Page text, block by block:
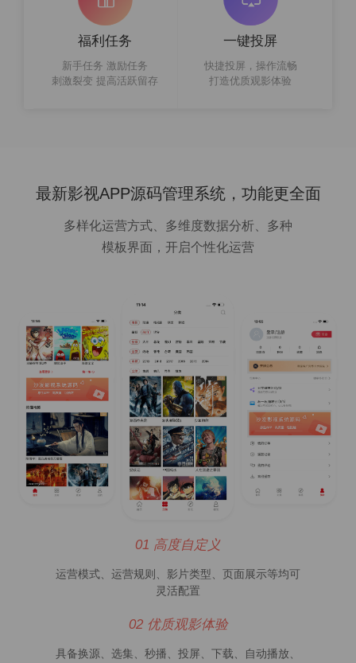
福利任务
新手任务 激励任务
刺激裂变 提高活跃留存
一键投屏
快捷投屏，操作流畅
打造优质观影体验
最新影视APP源码管理系统，功能更全面
多样化运营方式、多维度数据分析、多种
模板界面，开启个性化运营
01 高度自定义
运营模式、运营规则、影片类型、页面展示等均可
灵活配置
02 优质观影体验
具备换源、选集、秒播、投屏、下载、自动播放、